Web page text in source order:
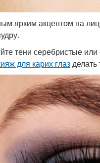
ярким акцентом на
тени серебристые
для карих глазделать